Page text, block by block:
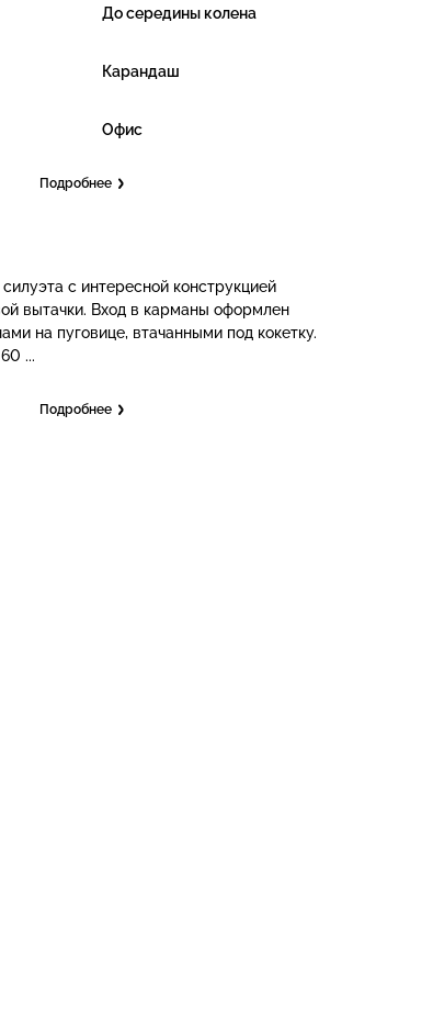
До середины колена
Карандаш
Офис
Подробнее
с интересной конструкцией
вытачки. Вход в карманы оформлен
на пуговице, втачанными под кокетку.
...
Подробнее